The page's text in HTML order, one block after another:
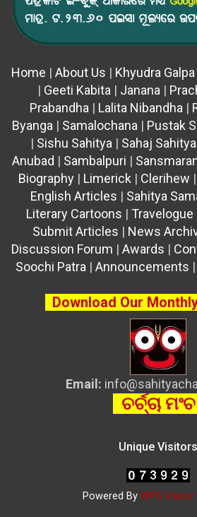
Home | About Us | Khyudra Galpa
| Geeti Kabita | Janana |
Prabandha | Lalita Nibandha |
Byanga | Samalochana | Pustak
| Sishu Sahitya | Sahaj Sahitya
Anubad | Sambalpuri |
Biography| Limerick | Clerihew |
English Articles | Sahitya
Literary Cartoons | Travelogue
Submit Articles | News
Discussion Forum | Awards |
Soochi Patra | Announcements |
Download Our
Email:
ଚର୍ଚ୍ଚା ମଂଚ
Unique Visitors
Powered By WPS